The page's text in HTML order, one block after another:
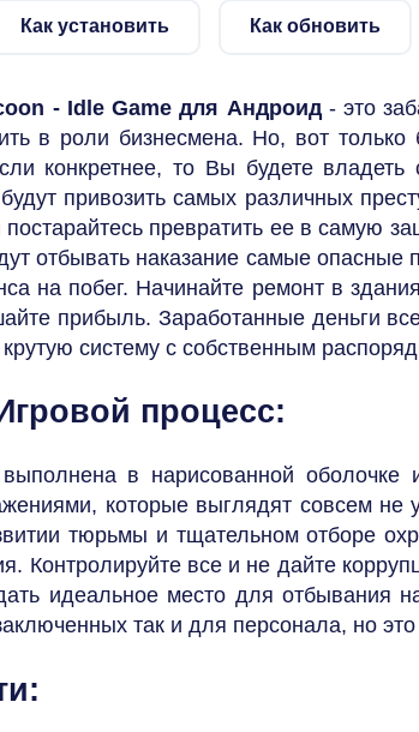
Как установить Как обновить
- Idle Game для Андроид- это
в роли бизнесмена. Но, вот
конкретнее, то Вы будете владеть
привозить самых различных
превратить ее в самую
отбывать наказание самые опасные
на побег. Начинайте ремонт в
прибыль. Заработанные деньги
крутую систему с собственным
процесс:
в нарисованной оболочке
которые выглядят совсем не
тюрьмы и тщательном отборе
Контролируйте все и не дайте
идеальное место для отбывания
так и для персонала, но